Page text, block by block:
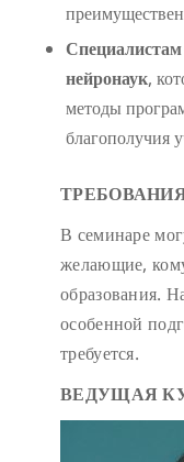
Специалистам
нейронаук,
методы
благополучия
В семинаре
желающие,
образования.
особенной
требуется.
ВЕДУЩАЯ